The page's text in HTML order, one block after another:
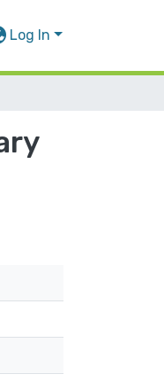
Log In